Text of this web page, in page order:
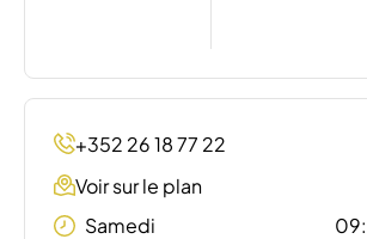
+352 26 18 77 22
Voir sur le plan
Samedi